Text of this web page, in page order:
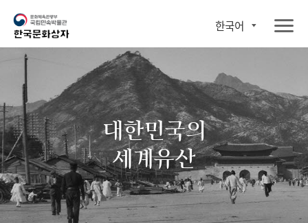
한국어
대한민국의
세계유산